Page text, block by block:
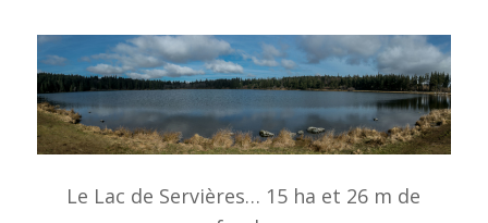
Le Lac de Servières… 15 ha et 26 m de